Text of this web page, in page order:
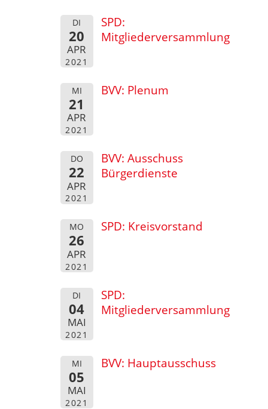
DI
20
APR
2021
SPD:
Mitgliederversammlung
MI
21
APR
2021
BVV: Plenum
DO
22
APR
2021
BVV: Ausschuss
Bürgerdienste
MO
26
APR
2021
SPD: Kreisvorstand
DI
04
MAI
2021
SPD:
Mitgliederversammlung
MI
05
MAI
2021
BVV: Hauptausschuss